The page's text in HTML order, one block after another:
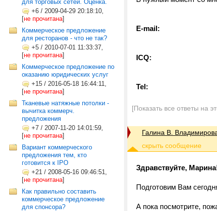
для торговых сетей. Оценка.
+6 / 2009-04-29 20:18:10,
[не прочитана]
Коммерческое предложение
для ресторанов - что не так?
+5 / 2010-07-01 11:33:37,
[не прочитана]
Коммерческое предложение по
оказанию юридических услуг
+15 / 2016-05-18 16:44:11,
[не прочитана]
Тканевые натяжные потолки -
вычитка коммерч.
предложения
+7 / 2007-11-20 14:01:59,
[не прочитана]
Вариант коммерческого
предложения тем, кто
готовится к IPO
+21 / 2008-05-16 09:46:51,
[не прочитана]
Как правильно составить
коммерческое предложение
для спонсора?
E-mail:
ICQ:
Tel:
[Показать все ответы на
Галина В.
Здравствуйте,
Подготовим Вам
А пока посмотрите,